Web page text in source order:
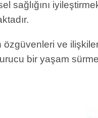
ve
bir yaşam